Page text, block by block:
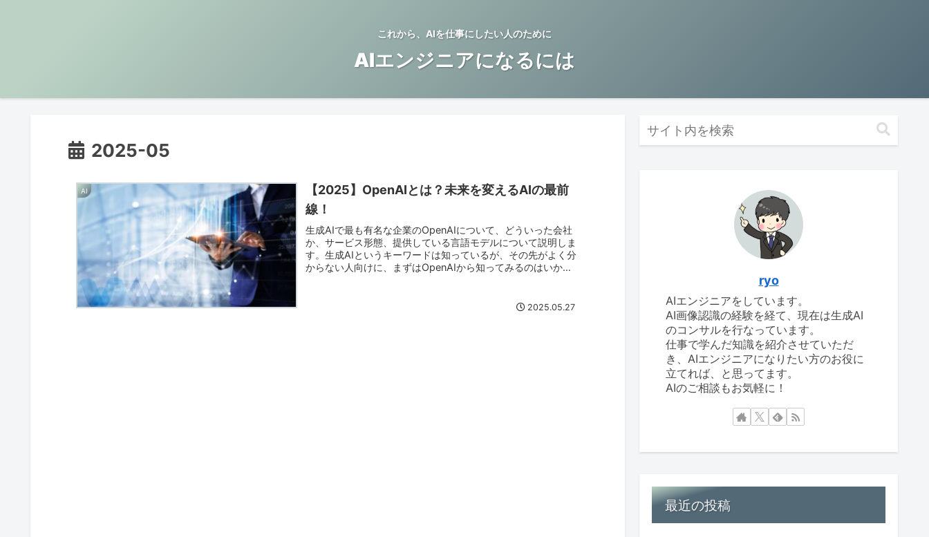
これから、AIを仕事にしたい人のために
AIエンジニアになるには
2025-05
AI
【2025】OpenAIとは？未来を変えるAIの最前
線！
生成AIで最も有名な企業のOpenAIについて、どういった会社
か、サービス形態、提供している言語モデルについて説明しま
す。生成AIというキーワードは知っているが、その先がよく分
からない人向けに、まずはOpenAIから知ってみるのはいかが
2025.05.27
ryo
AIエンジニアをしています。
AI画像認識の経験を経て、現在は生成AI
のコンサルを行なっています。
仕事で学んだ知識を紹介させていただ
き、AIエンジニアになりたい方のお役に
立てれば、と思ってます。
AIのご相談もお気軽に！
最近の投稿